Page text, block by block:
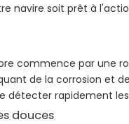
navire soit prêt à
commence par une
de la corrosion et
rapidement
douces